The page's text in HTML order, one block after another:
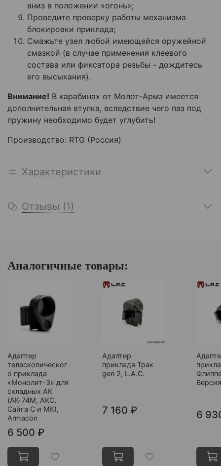
вниз в положении «огонь»;
Проведите проверку работы механизма
блокировки приклада;
Смажьте узел любой имеющейся оружейной
смазкой (в случае применения клеевого
состава или фиксатора резьбы - дождитесь
его высыхания).
Внимание! В карабинах от Молот-Армз имеется
дополнительная втулка, вследствие чего паз под
пружину необходимо будет углубить!
Производство: RTG (Россия)
Характеристики
Отзывы (1)
Аналогичные товары:
Адаптер
телескопическог
о приклада
«Монолит-3» для
складных АК
(АК-74М, АКС,
Сайга С и МК),
Armacon
6 500 ₽
Адаптер
приклада Трак
gen 2, L.A.C.
7 160 ₽ 6